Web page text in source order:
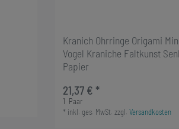
Kranich Ohrringe Origami
Vogel Kraniche Faltkunst
Papier
21,37 € *
1 Paar
* inkl. ges. MwSt. zzgl. Versandkosten